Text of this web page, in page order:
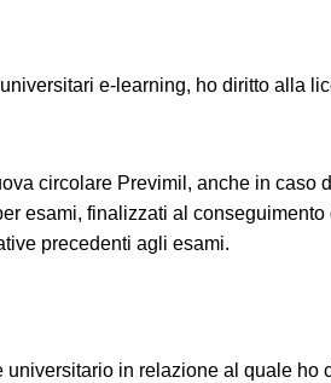
e-learning, ho diritto alla
circolare Previmil, anche in caso
esami, finalizzati al
precedenti agli esami.
universitario in relazione al quale